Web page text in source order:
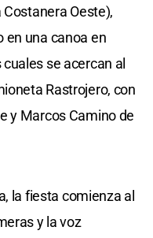
Oeste),
en una canoa en
se acercan al
Rastrojero, con
y Marcos Camino de
la fiesta comienza al
y la voz